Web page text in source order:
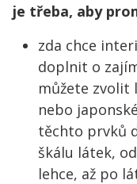
je třeba, aby
zda chce
doplnit o
můžete zvolit
nebo
těchto prvků
škálu látek,
lehce, až po